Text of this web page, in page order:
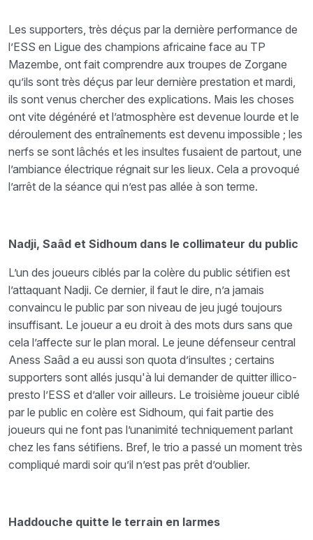
Les supporters, très déçus par la dernière performance de
l’ESS en Ligue des champions africaine face au TP
Mazembe, ont fait comprendre aux troupes de Zorgane
qu’ils sont très déçus par leur dernière prestation et mardi,
ils sont venus chercher des explications. Mais les choses
ont vite dégénéré et l’atmosphère est devenue lourde et le
déroulement des entraînements est devenu impossible ; les
nerfs se sont lâchés et les insultes fusaient de partout, une
l’ambiance électrique régnait sur les lieux. Cela a provoqué
l’arrêt de la séance qui n’est pas allée à son terme.
Nadji, Saâd et Sidhoum dans le collimateur du public
L’un des joueurs ciblés par la colère du public sétifien est
l’attaquant Nadji. Ce dernier, il faut le dire, n’a jamais
convaincu le public par son niveau de jeu jugé toujours
insuffisant. Le joueur a eu droit à des mots durs sans que
cela l’affecte sur le plan moral. Le jeune défenseur central
Aness Saâd a eu aussi son quota d’insultes ; certains
supporters sont allés jusqu'à lui demander de quitter illico-
presto l’ESS et d’aller voir ailleurs. Le troisième joueur ciblé
par le public en colère est Sidhoum, qui fait partie des
joueurs qui ne font pas l’unanimité techniquement parlant
chez les fans sétifiens. Bref, le trio a passé un moment très
compliqué mardi soir qu’il n’est pas prêt d’oublier.
Haddouche quitte le terrain en larmes